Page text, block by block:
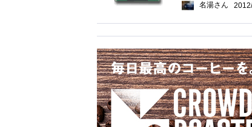
名湯さん